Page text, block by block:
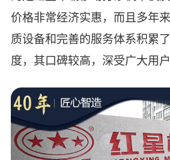
价格非常经济实惠，而且多年
质设备和完善的服务体系积累
度，其口碑较高，深受广大用户